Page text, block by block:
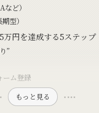
ど）
型）
万円を達成する5ステップ
”
ーム登録
もっと見る